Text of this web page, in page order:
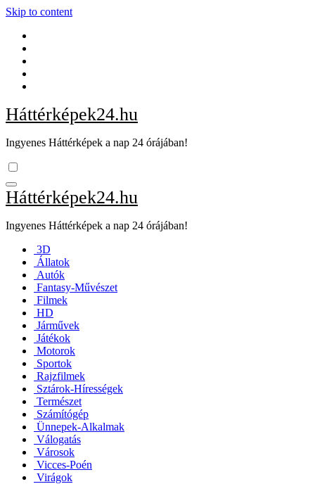
Skip to content
Háttérképek24.hu
Ingyenes Háttérképek a nap 24 órájában!
Háttérképek24.hu
Ingyenes Háttérképek a nap 24 órájában!
3D
Állatok
Autók
Fantasy-Művészet
Filmek
HD
Járművek
Játékok
Motorok
Sportok
Rajzfilmek
Sztárok-Hírességek
Természet
Számítógép
Ünnepek-Alkalmak
Válogatás
Városok
Vicces-Poén
Virágok